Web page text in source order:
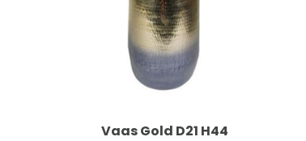
Vaas Gold D21 H44